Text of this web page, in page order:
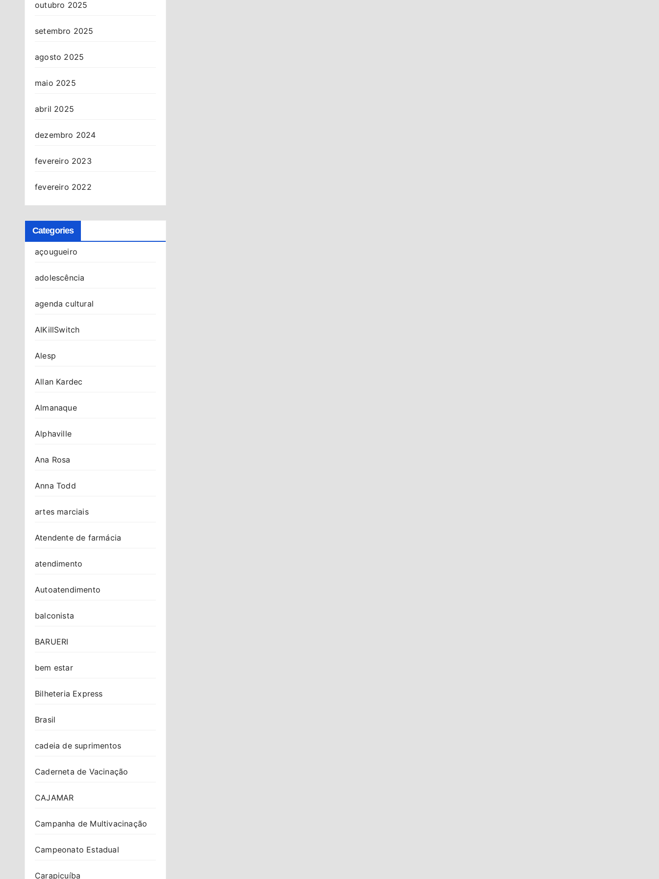
outubro 2025
setembro 2025
agosto 2025
maio 2025
abril 2025
dezembro 2024
fevereiro 2023
fevereiro 2022
Categories
açougueiro
adolescência
agenda cultural
AIKillSwitch
Alesp
Allan Kardec
Almanaque
Alphaville
Ana Rosa
Anna Todd
artes marciais
Atendente de farmácia
atendimento
Autoatendimento
balconista
BARUERI
bem estar
Bilheteria Express
Brasil
cadeia de suprimentos
Caderneta de Vacinação
CAJAMAR
Campanha de Multivacinação
Campeonato Estadual
Carapicuíba